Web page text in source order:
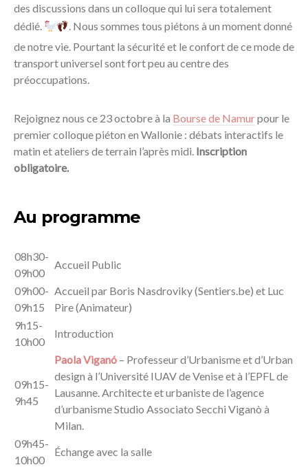
des discussions dans un colloque qui lui sera totalement
dédié.
. Nous sommes tous piétons à un moment donné
de notre vie. Pourtant la sécurité et le confort de ce mode de
transport universel sont fort peu au centre des
préoccupations.
Rejoignez nous ce 23 octobre à la Bourse de Namurpour le
premier colloque piéton en Wallonie : débats interactifs le
matin et ateliers de terrain l’après midi. Inscription
obligatoire.
Au programme
08h30-
09h00
Accueil Public
09h00-
09h15
Accueil par Boris Nasdroviky (Sentiers.be) et Luc
Pire (Animateur)
9h15-
10h00
Introduction
09h15-
9h45
Paola Viganó – Professeur d’Urbanisme et d’Urban
design à l’Université IUAV de Venise et à l’EPFL de
Lausanne. Architecte et urbaniste de l’agence
d’urbanisme Studio Associato Secchi Viganò à
Milan.
09h45-
10h00
Échange avec la salle